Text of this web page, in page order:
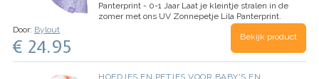
Panterprint - 0-1 Jaar Laat je kleintje stralen in de
zomer met ons UV Zonnepetje Lila Panterprint.
Dit petje voegt niet alleen stijl toe aan de outfit
Door: Bylout
€ 24.95 Bekijk product
HOEDJES EN PETJES VOOR BABY'S EN